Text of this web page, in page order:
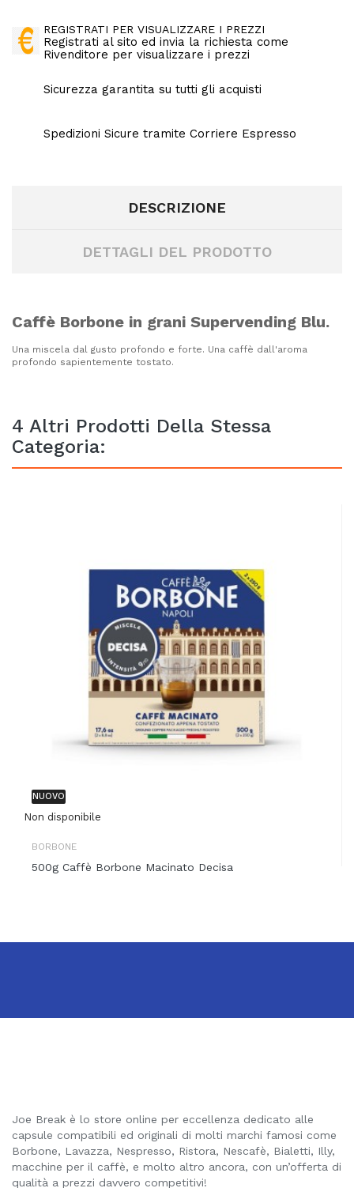
REGISTRATI PER VISUALIZZARE I PREZZI
Registrati al sito ed invia la richiesta come
Rivenditore per visualizzare i prezzi
Sicurezza garantita su tutti gli acquisti
Spedizioni Sicure tramite Corriere Espresso
DESCRIZIONE
DETTAGLI DEL PRODOTTO
Caffè Borbone in grani Supervending Blu.
Una miscela dal gusto profondo e forte. Una caffè dall'aroma
profondo sapientemente tostato.
4 Altri Prodotti Della Stessa
Categoria:
NUOVO
Non disponibile
BORBONE
500g Caffè Borbone Macinato Decisa
Joe Break è lo store online per eccellenza dedicato alle
capsule compatibili ed originali di molti marchi famosi come
Borbone, Lavazza, Nespresso, Ristora, Nescafè, Bialetti, Illy,
macchine per il caffè, e molto altro ancora, con un’offerta di
qualità a prezzi davvero competitivi!